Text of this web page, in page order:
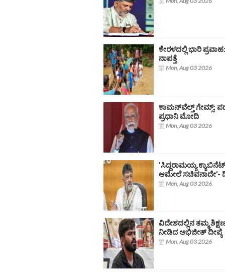
ಕೇರಳದಲ್ಲಿ ಭಾರಿ
ನಾಪತ್ತೆ
Mon, Aug 03 2026
ಕಾಮನ್‌ವೆಲ್ತ್ ಗೇಮ್ಸ್:
ಪ್ರಧಾನಿ ಮೋದಿ
Mon, Aug 03 2026
'ಸಿದ್ದರಾಮಯ್ಯ
ಆಮೇಲೆ ಸಚಿವನಾದೇ'-
Mon, Aug 03 2026
ವಿದೇಶದಲ್ಲಿನ ತಮ್ಮ
ನೀಡಿದ ಅಭಿಜೀತ್ ದೀಪ್ಕೆ
Mon, Aug 03 2026